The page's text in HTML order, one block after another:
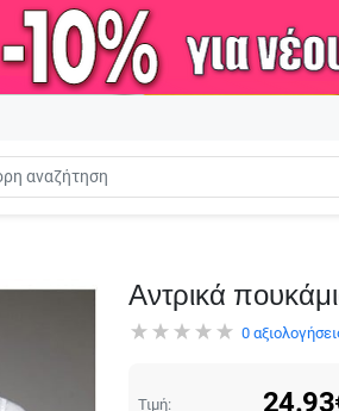
Αντρικά
0
Τιμή: 24.93